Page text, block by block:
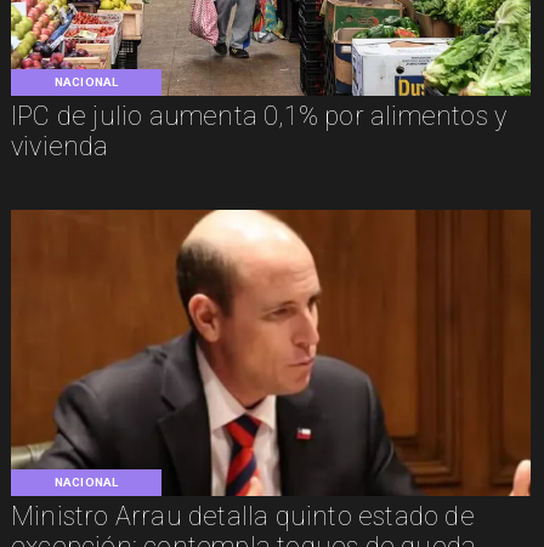
NACIONAL
IPC de julio aumenta 0,1% por alimentos y
vivienda
NACIONAL
Ministro Arrau detalla quinto estado de